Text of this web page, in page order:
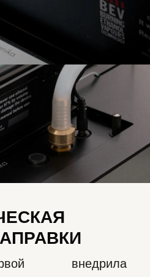
внедрила